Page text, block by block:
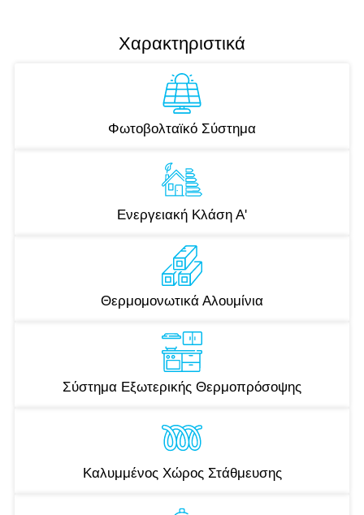
Χαρακτηριστικά
Φωτοβολταϊκό Σύστημα
Ενεργειακή Κλάση Α'
Θερμομονωτικά Αλουμίνια
Σύστημα Εξωτερικής Θερμοπρόσοψης
Καλυμμένος Χώρος Στάθμευσης